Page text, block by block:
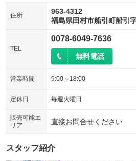
住所
963-4312
福島県田村市船引町船引
TEL
0078-6049-7636
無料電話
営業時間 9:00～18:00
定休日 毎週火曜日
販売可能エ
リア
直接お問合せください
スタッフ紹介